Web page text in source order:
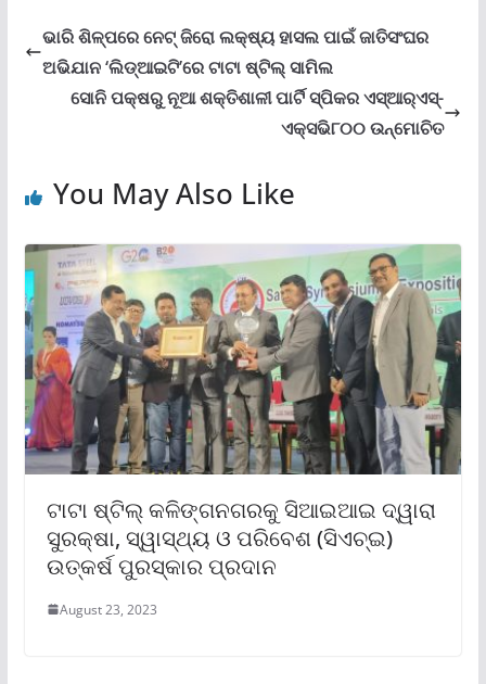
ଭାରି ଶିଳ୍ପରେ ନେଟ୍ ଜିରୋ ଲକ୍ଷ୍ୟ ହାସଲ ପାଇଁ ଜାତିସଂଘର
ଅଭିଯାନ ‘ଲିଡ୍‌ଆଇଟି’ରେ ଟାଟା ଷ୍ଟିଲ୍ ସାମିଲ
ସୋନି ପକ୍ଷରୁ ନୂଆ ଶକ୍ତିଶାଳୀ ପାର୍ଟି ସ୍ପିକର ଏସ୍‌ଆର୍‌ଏସ୍‌-
ଏକ୍ସଭି୮୦୦ ଉନ୍ମୋଚିତ
You May Also Like
ଟାଟା ଷ୍ଟିଲ୍ କଳିଙ୍ଗନଗରକୁ ସିଆଇଆଇ ଦ୍ୱାରା
ସୁରକ୍ଷା, ସ୍ୱାସ୍ଥ୍ୟ ଓ ପରିବେଶ (ସିଏଚ୍‌ଇ)
ଉତ୍କର୍ଷ ପୁରସ୍କାର ପ୍ରଦାନ
August 23, 2023